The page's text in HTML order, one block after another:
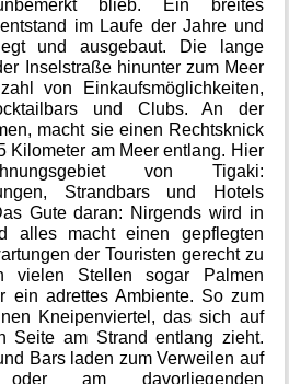
blieb. Ein breites
im Laufe der Jahre und
und ausgebaut. Die lange
Inselstraße hinunter zum Meer
von Einkaufsmöglichkeiten,
und Clubs. An der
macht sie einen Rechtsknick
Kilometer am Meer entlang. Hier
von Tigaki:
Strandbars und Hotels
Gute daran: Nirgends wird in
alles macht einen gepflegten
der Touristen gerecht zu
vielen Stellen sogar Palmen
ein adrettes Ambiente. So zum
Kneipenviertel, das sich auf
Seite am Strand entlang zieht.
Bars laden zum Verweilen auf
am davorliegenden